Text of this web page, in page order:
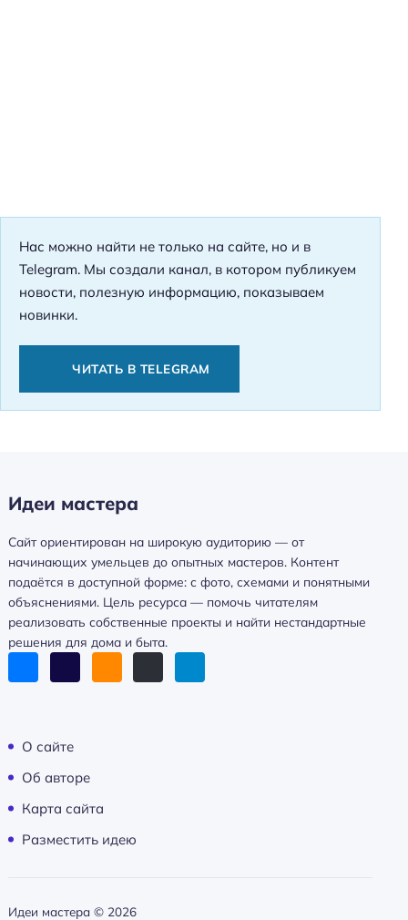
Нас можно найти не только на сайте, но и в
Telegram. Мы создали канал, в котором публикуем
новости, полезную информацию, показываем
новинки.
ЧИТАТЬ В TELEGRAM
Идеи мастера
Сайт ориентирован на широкую аудиторию — от
начинающих умельцев до опытных мастеров. Контент
подаётся в доступной форме: с фото, схемами и понятными
объяснениями. Цель ресурса — помочь читателям
реализовать собственные проекты и найти нестандартные
решения для дома и быта.
О сайте
Об авторе
Карта сайта
Разместить идею
Идеи мастера © 2026